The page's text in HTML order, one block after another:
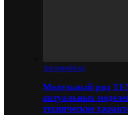
Автомобили
Модельный ряд
актуальных
технические